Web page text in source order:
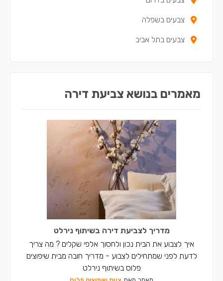
צבעים בתל מונד
צבעים בכוכב יאיר - צור יגאל
צבעים באלפי מנשה
צבעים בטירה
צבעים בשפלה
צבעים בתל אביב
מאמרים בנושא צביעת דירה
מדריך לצביעת דירה בשיתוף נירלט
איך לצבוע את הבית נכון ולחסוך אלפי שקלים ? מה צריך
לדעת לפני שמתחילים לצבוע - מדריך חובה מבית שיפוצים
פלוס בשיתוף נירלט